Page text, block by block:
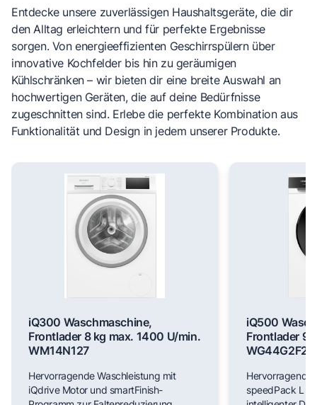
Entdecke unsere zuverlässigen Haushaltsgeräte, die dir
den Alltag erleichtern und für perfekte Ergebnisse
sorgen. Von energieeffizienten Geschirrspülern über
innovative Kochfelder bis hin zu geräumigen
Kühlschränken – wir bieten dir eine breite Auswahl an
hochwertigen Geräten, die auf deine Bedürfnisse
zugeschnitten sind. Erlebe die perfekte Kombination aus
Funktionalität und Design in jedem unserer Produkte.
iQ300 Waschmaschine,
Frontlader 8 kg max. 1400 U/min.
WM14N127
Hervorragende Waschleistung mit
iQdrive Motor und smartFinish-
iQ500
Frontlader 9
WG44G2F22
Hervorragende
speedPack L